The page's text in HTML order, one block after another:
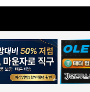
| 누나랑